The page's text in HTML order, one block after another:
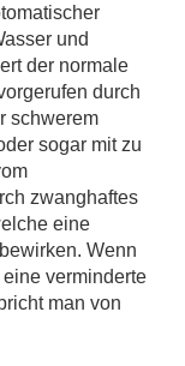
und
der normale
durch
schwerem
sogar mit zu
zwanghaftes
eine
Wenn
verminderte
man von